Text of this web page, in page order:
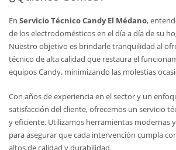
En Servicio Técnico Candy El Médano,
de los electrodomésticos en el día a día de su
Nuestro objetivo es brindarle tranquilidad al
técnico de alta calidad que restaura el
equipos Candy, minimizando las molestias
Con años de experiencia en el sector y un
satisfacción del cliente, ofrecemos un servicio
y eficiente. Utilizamos herramientas modernas
para asegurar que cada intervención cumpla
altos de calidad y durabilidad.